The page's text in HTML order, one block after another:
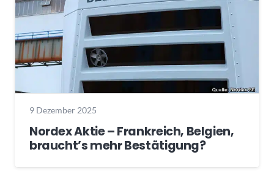
9 Dezember 2025
Nordex Aktie – Frankreich, Belgien,
braucht’s mehr Bestätigung?